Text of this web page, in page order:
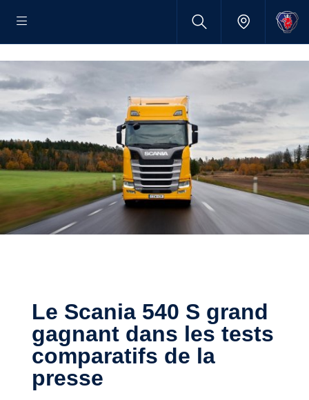
Le Scania 540 S grand
gagnant dans les tests
comparatifs de la
presse